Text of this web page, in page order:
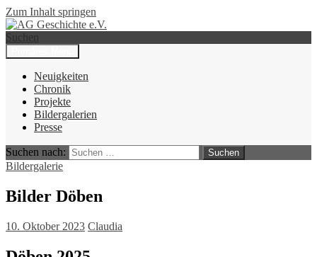
Zum Inhalt springen
AG Geschichte e.V.
Suchen
Neuigkeiten
Chronik
Projekte
Bildergalerien
Presse
Suchen nach:
Bildergalerie
Bilder Döben
10. Oktober 2023 Claudia